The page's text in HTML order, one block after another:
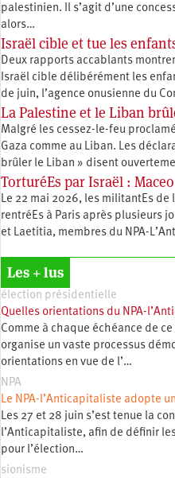
palestinien. Il s’agit d’une
alors…
Israël cible et tue les
Deux rapports accablants
Israël cible délibérément les
de juin, l’agence onusienne du
La Palestine et le Liban
Malgré les cessez-le-feu
Gaza comme au Liban. Les
brûler le Liban » disent
TorturéEs par Israël :
Le 22 mai 2026, les militantEs
rentréEs à Paris après plusieurs
et Laetitia, membres du ‪NPA-
Les + lus
élection présidentielle
Quelles orientations du NPA-
Comme à chaque échéance de
organise un vaste processus
orientations en vue de l’…
NPA
Le NPA-l’Anticapitaliste adopte
Les 27 et 28 juin s’est tenue la
l’Anticapitaliste, afin de définir
pour l’élection…
sionisme